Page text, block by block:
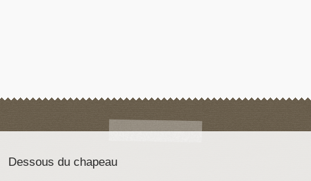
Dessous du chapeau